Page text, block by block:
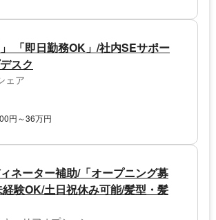
」 「即日勤務OK」/社内SEサポー
スク
ェア
円～36万円
ネーター補助/「オープニング募
験OK/土日祝休み可能/髪型・髪